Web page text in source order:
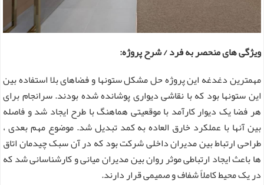
ویژگی های منحصر به فرد / شرح پروژه:
مهمترین دغدغه این پروژه حل مشکل ستونها و فضاهای بلا استفاده بین
این ستونها بود که با نقاشی دیواری پوشانده شده بودند. سرانجام برای
هر فضا یک دیوار کارآمد با موقعیتی هماهنگ با طرح ایجاد شد و فاصله
بین آنها با عملکرد خارق العاده به کمد تبدیل شد. موضوع مهم بعدی ،
طراحی ارتباط بین مدیران داخلی شرکت بود که در آن سبک چیدمان اتاق
ها باعث ایجاد ارتباطی موثر روان بین مدیران میانی و کارشناسانی شد که
در یک محیط کاملاً شفاف و صمیمی قرار دارند.